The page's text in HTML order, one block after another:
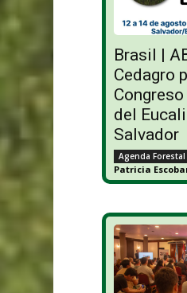
Brasil |
Cedagro
del
Salvador
Agenda Forestal
Patricia